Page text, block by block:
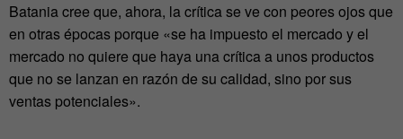
Batania cree que, ahora, la crítica se ve con peores ojos que
en otras épocas porque «se ha impuesto el mercado y el
mercado no quiere que haya una crítica a unos productos
que no se lanzan en razón de su calidad, sino por sus
ventas potenciales».